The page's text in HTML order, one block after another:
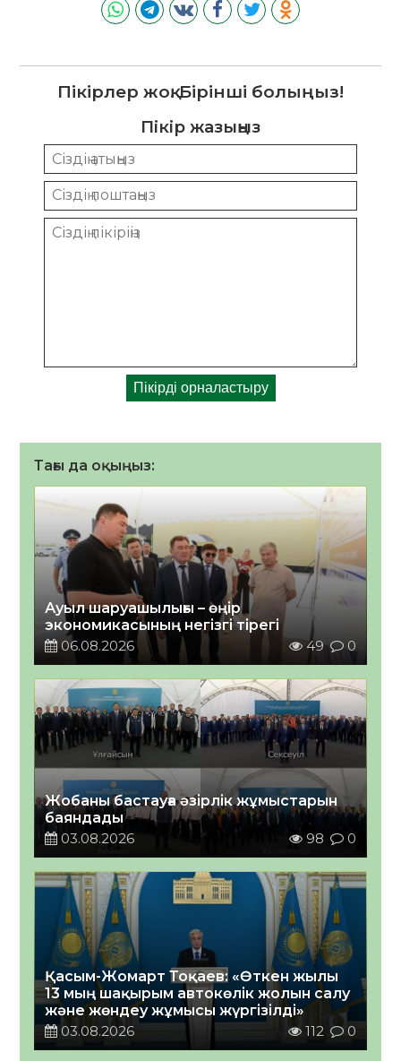
Пікірлер жоқ. Бірінші болыңыз!
Пікір жазыңыз
Тағы да оқыңыз:
Ауыл шаруашылығы – өңір
экономикасының негізгі тірегі
06.08.2026
49 0
Жобаны бастауға әзірлік жұмыстарын
баяндады
03.08.2026
98 0
Қасым-Жомарт Тоқаев: «Өткен жылы
13 мың шақырым автокөлік жолын салу
және жөндеу жұмысы жүргізілді»
03.08.2026
112 0